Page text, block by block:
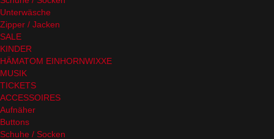
Unterwäsche
Zipper / Jacken
SALE
KINDER
HÄMATOM EINHORNWIXXE
MUSIK
TICKETS
ACCESSOIRES
Aufnäher
Buttons
Schuhe / Socken